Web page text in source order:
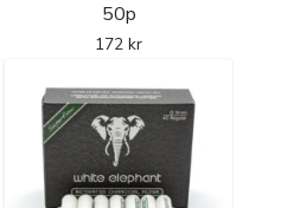
50p
172 kr